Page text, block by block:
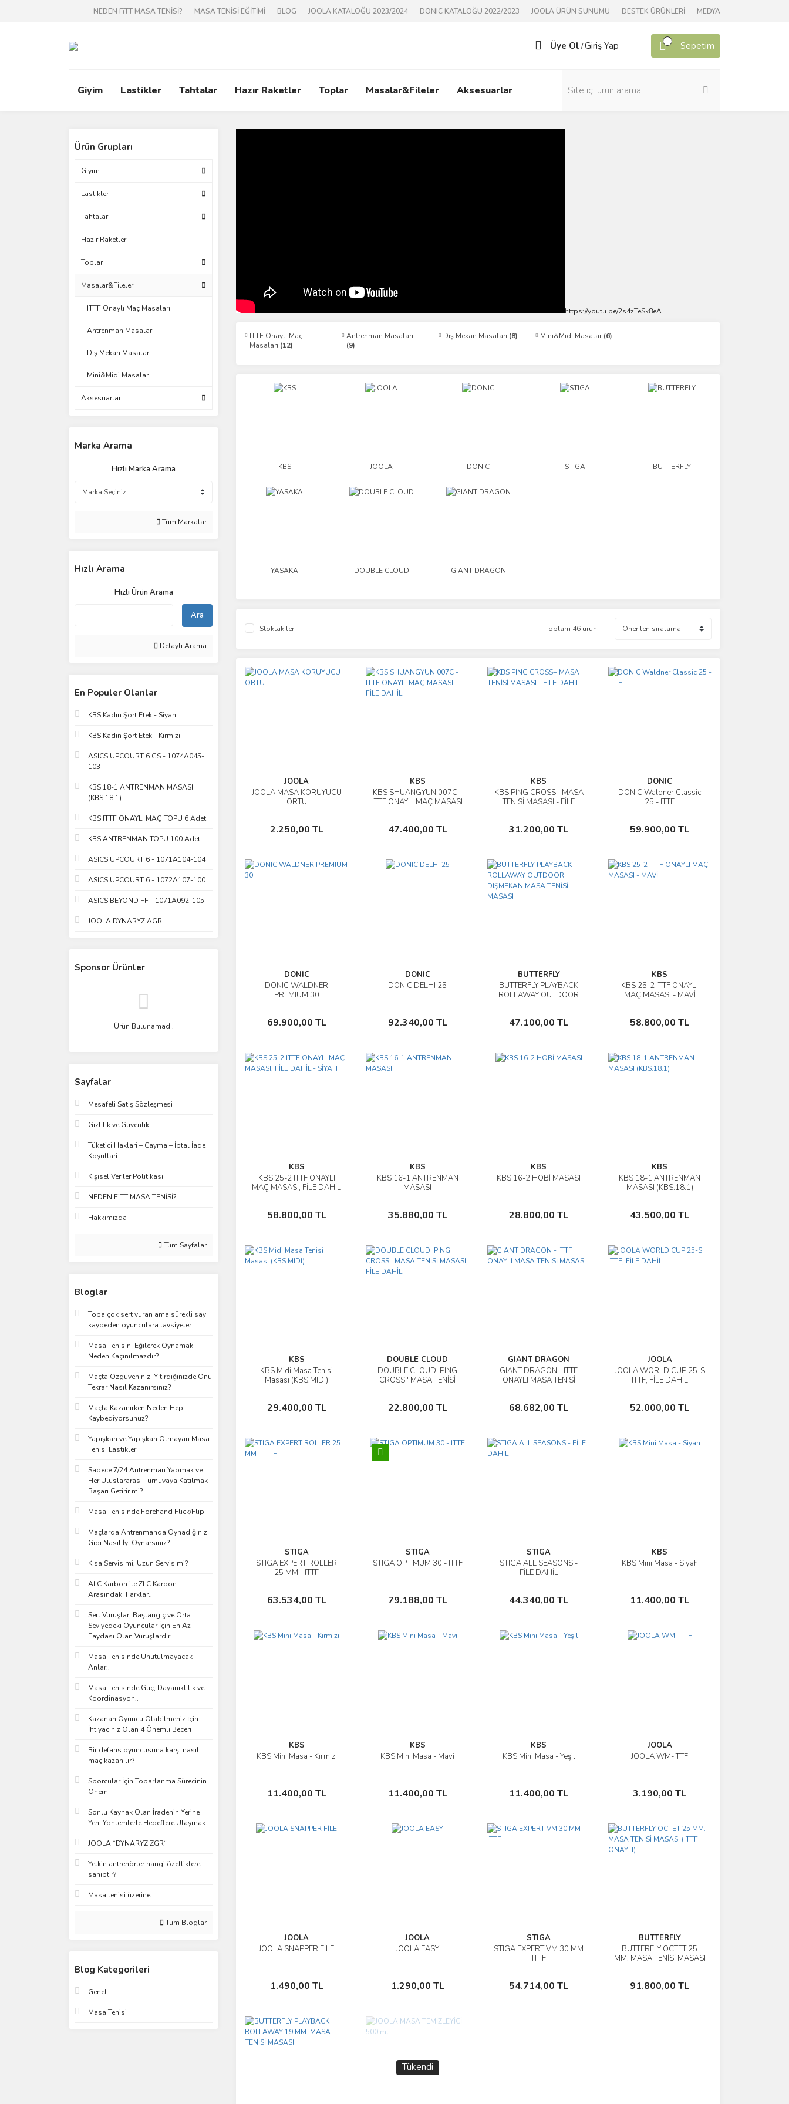
NEDEN FiTT MASA TENİSİ? MASA TENİSİ EĞİTİMİ BLOG JOOLA KATALOĞU 2023/2024 DONIC KATALOĞU 2022/2023 JOOLA ÜRÜN SUNUMU DESTEK ÜRÜNLERİ MEDYA
Üye Ol /Giriş Yap Sepetim
Giyim Lastikler Tahtalar Hazır Raketler Toplar Masalar&Fileler Aksesuarlar
Ürün Grupları
Giyim
Lastikler
Tahtalar
Hazır Raketler
Toplar
Masalar&Fileler
ITTF Onaylı Maç Masaları
Antrenman Masaları
Dış Mekan Masaları
Mini&Midi Masalar
Aksesuarlar
Marka Arama
Hızlı Marka Arama
Tüm Markalar
Hızlı Arama
Hızlı Ürün Arama
Ara
Detaylı Arama
En Populer Olanlar
KBS Kadın Şort Etek - Siyah
KBS Kadın Şort Etek - Kırmızı
ASICS UPCOURT 6 GS - 1074A045-
103
KBS 18-1 ANTRENMAN MASASI
(KBS.18.1)
KBS ITTF ONAYLI MAÇ TOPU 6 Adet
KBS ANTRENMAN TOPU 100 Adet
ASICS UPCOURT 6 - 1071A104-104
ASICS UPCOURT 6 - 1072A107-100
ASICS BEYOND FF - 1071A092-105
JOOLA DYNARYZ AGR
Sponsor Ürünler
Ürün Bulunamadı.
Sayfalar
Mesafeli Satış Sözleşmesi
Gizlilik ve Güvenlik
Tüketici Haklari – Cayma – İptal İade
Koşullari
Kişisel Veriler Politikası
NEDEN FiTT MASA TENİSİ?
Hakkımızda
Tüm Sayfalar
Bloglar
Topa çok sert vuran ama sürekli sayı
kaybeden oyunculara tavsiyeler..
Masa Tenisini Eğilerek Oynamak
Neden Kaçınılmazdır?
Maçta Özgüveninizi Yitirdiğinizde Onu
Tekrar Nasıl Kazanırsınız?
Maçta Kazanırken Neden Hep
Kaybediyorsunuz?
Yapışkan ve Yapışkan Olmayan Masa
Tenisi Lastikleri
Sadece 7/24 Antrenman Yapmak ve
Her Uluslararası Turnuvaya Katılmak
Başarı Getirir mi?
Masa Tenisinde Forehand Flick/Flip
Maçlarda Antrenmanda Oynadığınız
Gibi Nasıl İyi Oynarsınız?
Kısa Servis mi, Uzun Servis mi?
ALC Karbon ile ZLC Karbon
Arasındaki Farklar..
Sert Vuruşlar, Başlangıç ve Orta
Seviyedeki Oyuncular İçin En Az
Faydası Olan Vuruşlardır…
Masa Tenisinde Unutulmayacak
Anlar..
Masa Tenisinde Güç, Dayanıklılık ve
Koordinasyon..
Kazanan Oyuncu Olabilmeniz İçin
İhtiyacınız Olan 4 Önemli Beceri
Bir defans oyuncusuna karşı nasıl
maç kazanılır?
Sporcular İçin Toparlanma Sürecinin
Önemi
Sonlu Kaynak Olan İradenin Yerine
Yeni Yöntemlerle Hedeflere Ulaşmak
JOOLA “DYNARYZ ZGR“
Yetkin antrenörler hangi özelliklere
sahiptir?
Masa tenisi üzerine..
Tüm Bloglar
Blog Kategorileri
Genel
Masa Tenisi
https://youtu.be/2s4zTeSk8eA
ITTF Onaylı Maç
Masaları (12)
Antrenman Masaları
(9)
Dış Mekan Masaları (8) Mini&Midi Masalar(6)
KBS JOOLA DONIC STIGA BUTTERFLY
YASAKA DOUBLE CLOUD GIANT DRAGON
Stoktakiler Toplam 46 ürün
JOOLA
JOOLA MASA KORUYUCU
ÖRTÜ
2.250,00 TL
İncele
Sepete Ekle
KBS
KBS SHUANGYUN 007C -
ITTF ONAYLI MAÇ MASASI
47.400,00 TL
İncele
Sepete Ekle
KBS
KBS PING CROSS+ MASA
TENİSİ MASASI - FİLE
31.200,00 TL
İncele
Sepete Ekle
DONIC
DONIC Waldner Classic
25 - ITTF
59.900,00 TL
İncele
Sepete Ekle
DONIC
DONIC WALDNER
PREMIUM 30
69.900,00 TL
İncele
Sepete Ekle
DONIC
DONIC DELHI 25
92.340,00 TL
İncele
Sepete Ekle
BUTTERFLY
BUTTERFLY PLAYBACK
ROLLAWAY OUTDOOR
47.100,00 TL
İncele
Sepete Ekle
KBS
KBS 25-2 ITTF ONAYLI
MAÇ MASASI - MAVİ
58.800,00 TL
İncele
Sepete Ekle
KBS
KBS 25-2 ITTF ONAYLI
MAÇ MASASI, FİLE DAHİL
58.800,00 TL
İncele
Sepete Ekle
KBS
KBS 16-1 ANTRENMAN
MASASI
35.880,00 TL
İncele
Sepete Ekle
KBS
KBS 16-2 HOBİ MASASI
28.800,00 TL
İncele
Sepete Ekle
KBS
KBS 18-1 ANTRENMAN
MASASI (KBS.18.1)
43.500,00 TL
İncele
Sepete Ekle
KBS
KBS Midi Masa Tenisi
Masası (KBS.MIDI)
29.400,00 TL
İncele
Sepete Ekle
DOUBLE CLOUD
DOUBLE CLOUD 'PING
CROSS'' MASA TENİSİ
22.800,00 TL
İncele
Sepete Ekle
GIANT DRAGON
GIANT DRAGON - ITTF
ONAYLI MASA TENİSİ
68.682,00 TL
İncele
Sepete Ekle
JOOLA
JOOLA WORLD CUP 25-S
ITTF, FİLE DAHİL
52.000,00 TL
İncele
Sepete Ekle
STIGA
STIGA EXPERT ROLLER
25 MM - ITTF
63.534,00 TL
İncele
Sepete Ekle
STIGA
STIGA OPTIMUM 30 - ITTF
79.188,00 TL
İncele
Sepete Ekle
STIGA
STIGA ALL SEASONS -
FİLE DAHİL
44.340,00 TL
İncele
Sepete Ekle
KBS
KBS Mini Masa - Siyah
11.400,00 TL
İncele
Sepete Ekle
KBS
KBS Mini Masa - Kırmızı
11.400,00 TL
İncele
Sepete Ekle
KBS
KBS Mini Masa - Mavi
11.400,00 TL
İncele
Sepete Ekle
KBS
KBS Mini Masa - Yeşil
11.400,00 TL
İncele
Sepete Ekle
JOOLA
JOOLA WM-ITTF
3.190,00 TL
İncele
Sepete Ekle
JOOLA
JOOLA SNAPPER FİLE
1.490,00 TL
İncele
Sepete Ekle
JOOLA
JOOLA EASY
1.290,00 TL
İncele
Sepete Ekle
STIGA
STIGA EXPERT VM 30 MM
ITTF
54.714,00 TL
İncele
Sepete Ekle
BUTTERFLY
BUTTERFLY OCTET 25
MM. MASA TENİSİ MASASI
91.800,00 TL
İncele
Sepete Ekle
Tükendi